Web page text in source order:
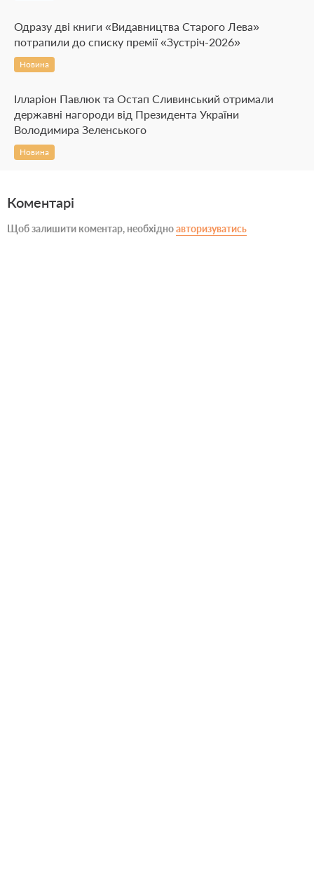
Одразу дві книги «Видавництва Старого Лева»
потрапили до списку премії «Зустріч-2026»
Новина
Ілларіон Павлюк та Остап Сливинський отримали
державні нагороди від Президента України
Володимира Зеленського
Новина
Коментарі
Щоб залишити коментар, необхідноавторизуватись